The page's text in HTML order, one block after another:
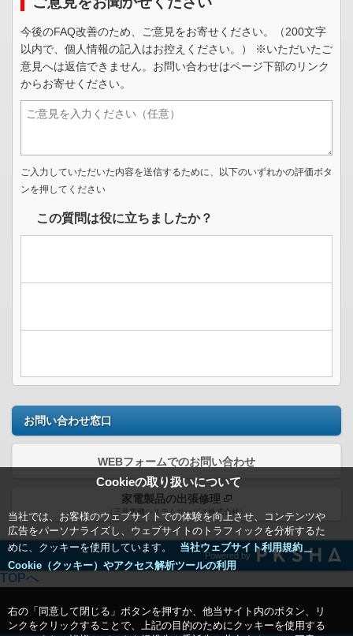
Cookieの取り扱いについて
当社では、お客様のウェブサイトでの体験を向上させ、コンテンツや
広告をパーソナライズし、ウェブサイトのトラフィックを分析するた
めに、クッキーを使用しています。
当社ウェブサイト利用規約＿
Cookie（クッキー）やアクセス解析ツールの利用
右の「同意して閉じる」ボタンを押すか、他当サイト内のボタン、リ
ンクをクリックすることで、上記の目的のためにクッキーを使用する
今後のFAQ改善のため、ご意見をお寄せください。（200文字
以内で、個人情報の記入はお控えください。） ※いただいたご
意見へは返信できません。お問い合わせはページ下部のリンク
からお寄せください。
ご入力していただいた内容を送信するために、以下のいずれかの評価ボタ
ンを押してください
この質問は役に立ちましたか？
お問い合わせ窓口
WEBフォームでのお問い合わせ
家電製品の出張修理
（三菱電機システムサービス株式会社）
Powered by
TOPへ